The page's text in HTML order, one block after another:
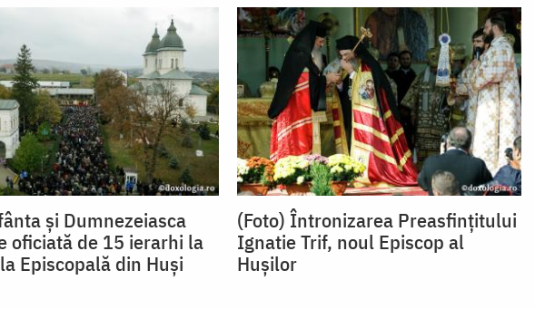
şi Dumnezeiasca
oficiată de 15 ierarhi la
Episcopală din Huși
(Foto) Întronizarea Preasfințitului
Ignatie Trif, noul Episcop al
Hușilor